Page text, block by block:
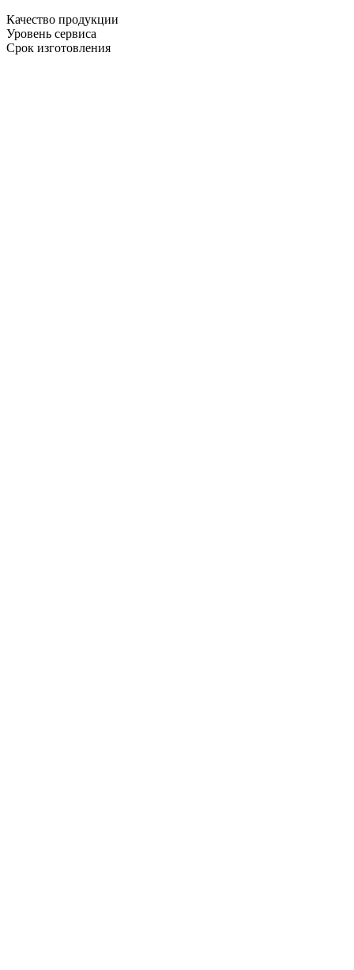
Качество продукции
Уровень сервиса
Срок изготовления